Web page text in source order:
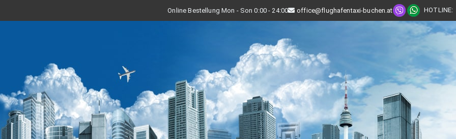
Online Bestellung Mon - Son 0:00 - 24:00 office@flughafentaxi-buchen.at HOTLINE: